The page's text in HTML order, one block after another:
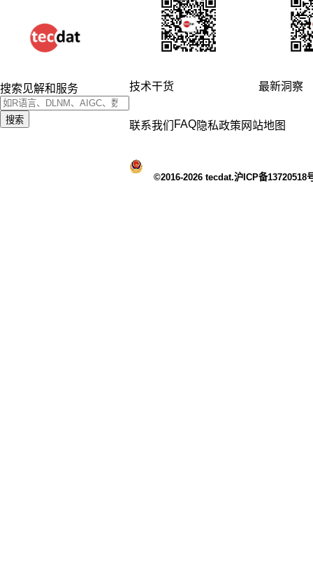
搜索见解和服务
搜索
技术干货 最新洞察
联系我们 FAQ隐私政策 网站地图
©2016-2026 tecdat.沪ICP备13720518